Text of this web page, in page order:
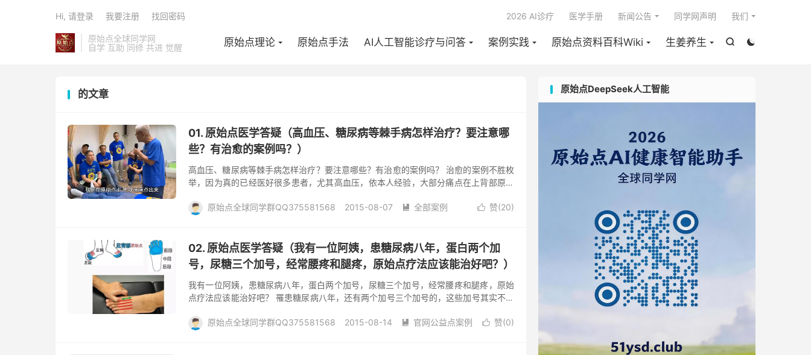
原始点全球同学网
自学 互助 同修 共进 觉醒


原始点理论 原始点手法 AI人工智能诊疗与问答 案例实践 原始点资料百科Wiki 生姜养生
2026 AI诊疗 医学手册 新闻公告 同学网声明 我们
Hi, 请登录 我要注册 找回密码
的文章
01. 原始点医学答疑（高血压、糖尿病等棘手病怎样治疗？要注意哪
些？有治愈的案例吗？）
高血压、糖尿病等棘手病怎样治疗？要注意哪些？有治愈的案例吗？ 治愈的案例不胜枚
举，因为真的已经医好很多患者，尤其高血压，依本人经验，大部分痛点在上背部原始
揉至上背部原始点，再下来的原始点痛点就比较少了。但血压的指数，有些人会立即
去测量，反而看不到结果、真相。但即使没有降下来，而症状也没有了，就不需太在意
指数的高低。因为指数终究还是属影子，只能当作一种参考而已。 高血...
 赞(20)
原始点全球同学群QQ375581568 2015-08-07  全部案例
02. 原始点医学答疑（我有一位阿姨，患糖尿病八年，蛋白两个加
号，尿糖三个加号，经常腰疼和腿疼，原始点疗法应该能治好吧？）
我有一位阿姨，患糖尿病八年，蛋白两个加号，尿糖三个加号，经常腰疼和腿疼，原始
点疗法应该能治好吧？ 罹患糖尿病八年，还有两个加号三个加号的，这些加号其实不需
疼对原始点而言容易处理，如果用24小时疼痛的原则来判断，是不是24小时疼痛，如果
 赞(0)
原始点全球同学群QQ375581568 2015-08-14 
官网公益点案例
原始点DeepSeek人工智能